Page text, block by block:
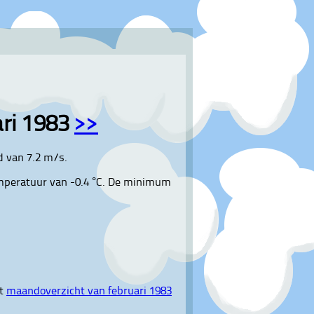
1983 >>
van 7.2 m/s.
van -0.4 °C. De minimum
maandoverzicht van februari 1983